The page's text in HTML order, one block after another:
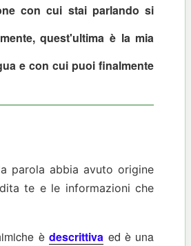
con cui stai parlando si
quest'ultima è la mia
e con cui puoi finalmente
parola abbia avuto origine
te e le informazioni che
èdescrittiva ed è una